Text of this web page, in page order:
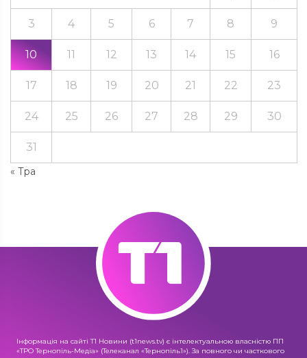
« Тра
3 4 5 6 7 8 9
10 11 12 13 14 15 16
17 18 19 20 21 22 23
24 25 26 27 28 29 30
31
Інформація на сайті Т1 Новини (t1news.tv) є інтелектуальною власністю ПП
«ТРО Тернопіль-Медіа» (Телеканал «Тернопіль1»). За повного чи часткового